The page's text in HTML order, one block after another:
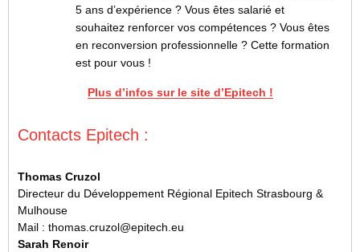
5 ans d’expérience ? Vous êtes salarié et
souhaitez renforcer vos compétences ? Vous êtes
en reconversion professionnelle ? Cette formation
est pour vous !
Plus d’infos sur le site d’Epitech !
Contacts Epitech :
Thomas Cruzol
Directeur du Développement Régional Epitech Strasbourg &
Mulhouse
Mail : thomas.cruzol@epitech.eu
Sarah Renoir